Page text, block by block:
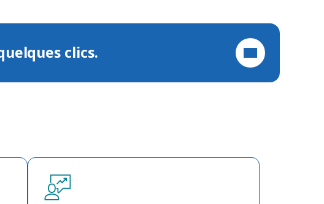
clics.